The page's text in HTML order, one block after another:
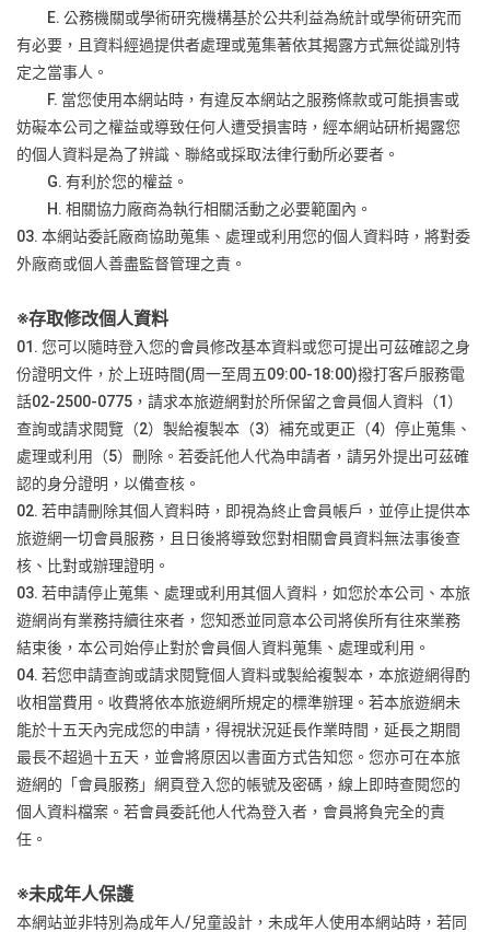
E. 公務機關或學術研究機構基於公共利益為統計或學術研究而
有必要，且資料經過提供者處理或蒐集著依其揭露方式無從識別特
定之當事人。
F. 當您使用本網站時，有違反本網站之服務條款或可能損害或
妨礙本公司之權益或導致任何人遭受損害時，經本網站研析揭露您
的個人資料是為了辨識、聯絡或採取法律行動所必要者。
G. 有利於您的權益。
H. 相關協力廠商為執行相關活動之必要範圍內。
03. 本網站委託廠商協助蒐集、處理或利用您的個人資料時，將對委
外廠商或個人善盡監督管理之責。
※存取修改個人資料
01. 您可以隨時登入您的會員修改基本資料或您可提出可茲確認之身
份證明文件，於上班時間(周一至周五09:00-18:00)撥打客戶服務電
話02-2500-0775，請求本旅遊網對於所保留之會員個人資料（1）
查詢或請求閱覽（2）製給複製本（3）補充或更正（4）停止蒐集、
處理或利用（5）刪除。若委託他人代為申請者，請另外提出可茲確
認的身分證明，以備查核。
02. 若申請刪除其個人資料時，即視為終止會員帳戶，並停止提供本
旅遊網一切會員服務，且日後將導致您對相關會員資料無法事後查
核、比對或辦理證明。
03. 若申請停止蒐集、處理或利用其個人資料，如您於本公司、本旅
遊網尚有業務持續往來者，您知悉並同意本公司將俟所有往來業務
結束後，本公司始停止對於會員個人資料蒐集、處理或利用。
04. 若您申請查詢或請求閱覽個人資料或製給複製本，本旅遊網得酌
收相當費用。收費將依本旅遊網所規定的標準辦理。若本旅遊網未
能於十五天內完成您的申請，得視狀況延長作業時間，延長之期間
最長不超過十五天，並會將原因以書面方式告知您。您亦可在本旅
遊網的「會員服務」網頁登入您的帳號及密碼，線上即時查閱您的
個人資料檔案。若會員委託他人代為登入者，會員將負完全的責
任。
※未成年人保護
本網站並非特別為成年人/兒童設計，未成年人使用本網站時，若同